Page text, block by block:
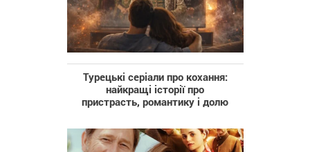
Турецькі серіали про кохання:
найкращі історії про
пристрасть, романтику і долю